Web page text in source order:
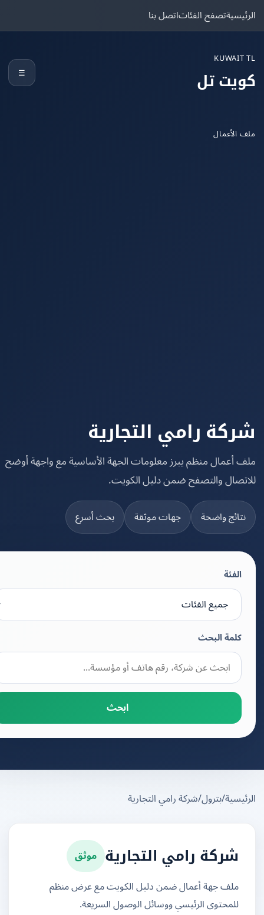
تصفح الفئاتاتصل بنا
تل
رامي التجارية
منظم يبرز معلومات الجهة الأساسية مع واجهة أوضح
والتصفح ضمن دليل الكويت.
واضحة جهات موثقة بحث أسرع
كلمة البحث
ابحث
/بترول/شركة رامي التجارية
شركة رامي التجارية
موثق
ملف جهة أعمال ضمن دليل الكويت مع عرض منظم
للمحتوى الرئيسي ووسائل الوصول السريعة.